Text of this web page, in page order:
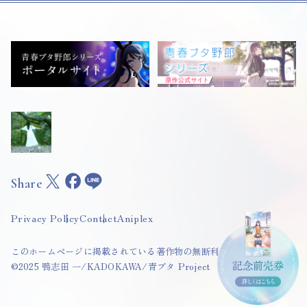
Share
Privacy PolicyContactAniplex
このホームページに掲載されている著作物の無断利用を禁じます。
©2025 鴨志田 一/KADOKAWA/青ブタ Project